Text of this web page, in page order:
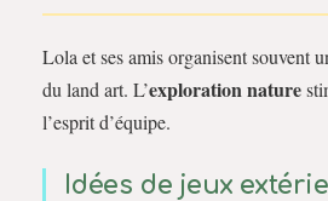
Lola et ses amis organisent souvent
du land art. L’exploration nature
l’esprit d’équipe.
Idées de jeux